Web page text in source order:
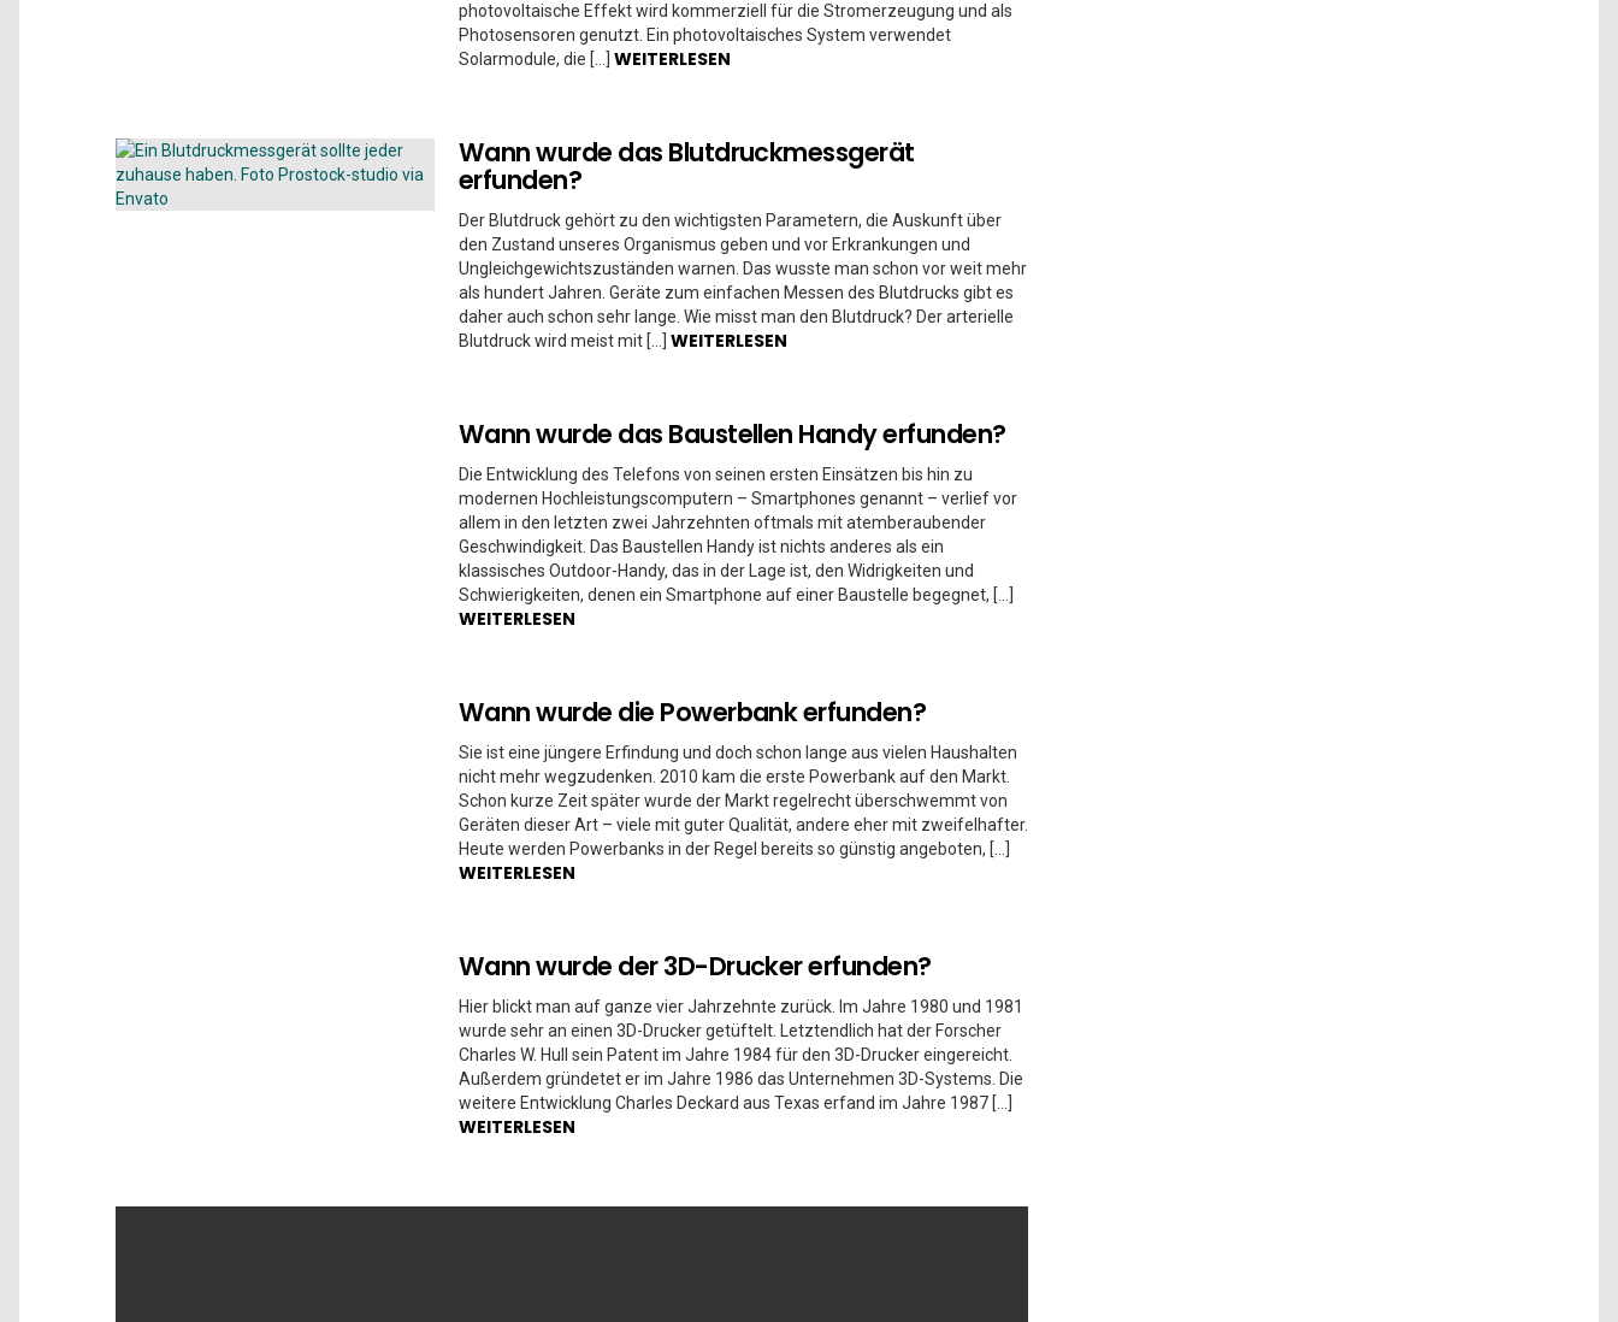
photovoltaische Effekt wird kommerziell für die Stromerzeugung und als
Photosensoren genutzt. Ein photovoltaisches System verwendet
Solarmodule, die […] WEITERLESEN
Wann wurde das Blutdruckmessgerät
erfunden?
Der Blutdruck gehört zu den wichtigsten Parametern, die Auskunft über
den Zustand unseres Organismus geben und vor Erkrankungen und
Ungleichgewichtszuständen warnen. Das wusste man schon vor weit mehr
als hundert Jahren. Geräte zum einfachen Messen des Blutdrucks gibt es
daher auch schon sehr lange. Wie misst man den Blutdruck? Der arterielle
Blutdruck wird meist mit […] WEITERLESEN
Wann wurde das Baustellen Handy erfunden?
Die Entwicklung des Telefons von seinen ersten Einsätzen bis hin zu
modernen Hochleistungscomputern – Smartphones genannt – verlief vor
allem in den letzten zwei Jahrzehnten oftmals mit atemberaubender
Geschwindigkeit. Das Baustellen Handy ist nichts anderes als ein
klassisches Outdoor-Handy, das in der Lage ist, den Widrigkeiten und
Schwierigkeiten, denen ein Smartphone auf einer Baustelle begegnet, […]
WEITERLESEN
Wann wurde die Powerbank erfunden?
Sie ist eine jüngere Erfindung und doch schon lange aus vielen Haushalten
nicht mehr wegzudenken. 2010 kam die erste Powerbank auf den Markt.
Schon kurze Zeit später wurde der Markt regelrecht überschwemmt von
Geräten dieser Art – viele mit guter Qualität, andere eher mit zweifelhafter.
Heute werden Powerbanks in der Regel bereits so günstig angeboten, […]
WEITERLESEN
Wann wurde der 3D-Drucker erfunden?
Hier blickt man auf ganze vier Jahrzehnte zurück. Im Jahre 1980 und 1981
wurde sehr an einen 3D-Drucker getüftelt. Letztendlich hat der Forscher
Charles W. Hull sein Patent im Jahre 1984 für den 3D-Drucker eingereicht.
Außerdem gründetet er im Jahre 1986 das Unternehmen 3D-Systems. Die
weitere Entwicklung Charles Deckard aus Texas erfand im Jahre 1987 […]
WEITERLESEN